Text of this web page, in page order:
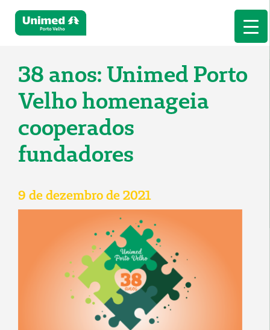
38 anos: Unimed Porto
Velho homenageia
cooperados
fundadores
9 de dezembro de 2021